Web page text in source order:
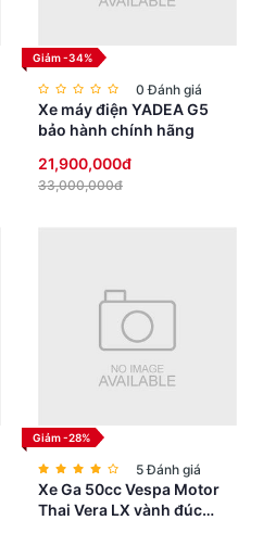
Giảm -34%
0 Đánh giá
Xe máy điện YADEA G5
bảo hành chính hãng
21,900,000đ
33,000,000đ
Giảm -28%
5 Đánh giá
Xe Ga 50cc Vespa Motor
Thai Vera LX vành đúc